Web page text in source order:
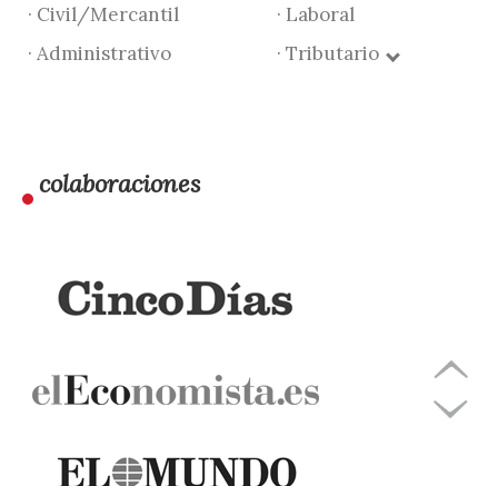
· Civil/Mercantil
· Laboral
· Administrativo
· Tributario
colaboraciones